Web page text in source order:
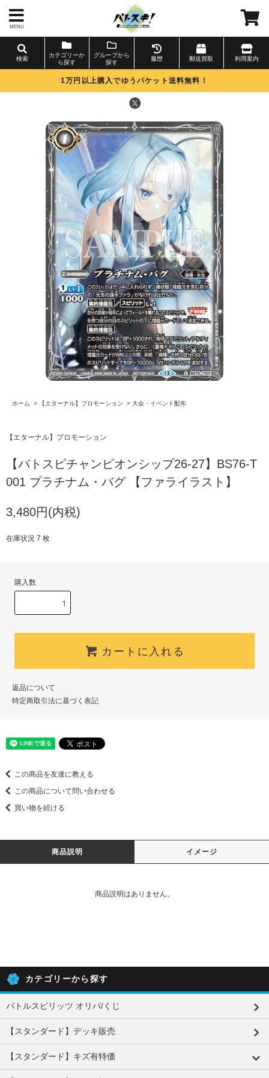
MENU
検索
カテゴリーか
ら探す
グループから
探す
履歴 郵送買取 利用案内
1万円以上購入でゆうパケット送料無料！
ホーム > 【エターナル】プロモーション > 大会・イベント配布
【エターナル】プロモーション
【バトスピチャンピオンシップ26-27】BS76-T
001 プラチナム・バグ 【ファライラスト】
3,480円(内税)
在庫状況 7 枚
購入数
カートに入れる
返品について
特定商取引法に基づく表記
この商品を友達に教える
この商品について問い合わせる
買い物を続ける
商品説明 イメージ
商品説明はありません。
カテゴリーから探す
バトルスピリッツ オリパ/くじ
【スタンダード】デッキ販売
【スタンダード】キズ有特価